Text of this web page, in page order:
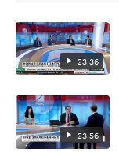
23:36
23:56